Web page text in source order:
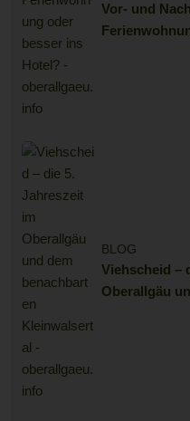
Vor- und
BLOG
Viehscheid –
Oberallgäu